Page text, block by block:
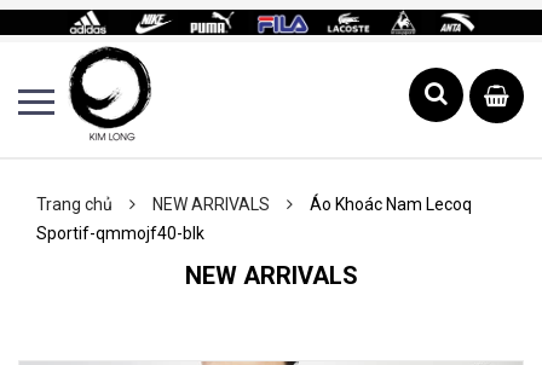
Trang chủ NEW ARRIVALS
Áo Khoác Nam Lecoq
Sportif-qmmojf40-blk
NEW ARRIVALS